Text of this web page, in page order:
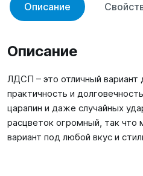
Описание
Описание
ЛДСП – это отличный вариант
практичность и
царапин и даже случайных
расцветок огромный, так что
вариант под любой вкус и